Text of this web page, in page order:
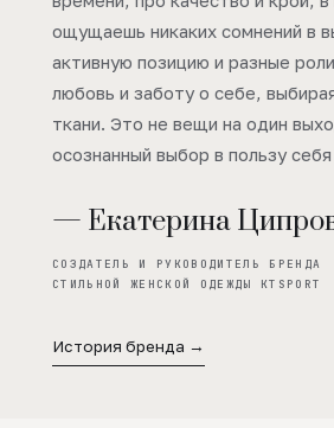
ощущаешь никаких сомнений в
активную позицию и разные
любовь и заботу о себе,
ткани. Это не вещи на один
осознанный выбор в пользу себя
— Екатерина
СОЗДАТЕЛЬ И РУКОВОДИТЕЛЬ БРЕНДА
СТИЛЬНОЙ ЖЕНСКОЙ ОДЕЖДЫ KTSPORT
История бренда →